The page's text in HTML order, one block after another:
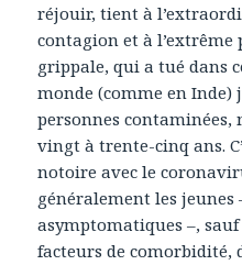
réjouir, tient à
contagion et à l’extrême
grippale, qui a tué dans
monde (comme en Inde)
personnes
vingt à trente-cinq ans.
notoire avec le
généralement les
asymptomatiques –, sauf
facteurs de comorbidité,